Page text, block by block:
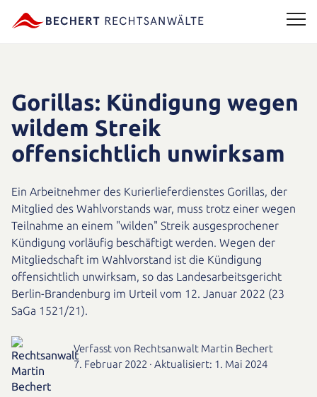
Gorillas: Kündigung wegen
wildem Streik
offensichtlich unwirksam
Ein Arbeitnehmer des Kurierlieferdienstes Gorillas, der
Mitglied des Wahlvorstands war, muss trotz einer wegen
Teilnahme an einem "wilden" Streik ausgesprochener
Kündigung vorläufig beschäftigt werden. Wegen der
Mitgliedschaft im Wahlvorstand ist die Kündigung
offensichtlich unwirksam, so das Landesarbeitsgericht
Berlin-Brandenburg im Urteil vom 12. Januar 2022 (23
SaGa 1521/21).
Verfasst von Rechtsanwalt Martin Bechert
7. Februar 2022 · Aktualisiert: 1. Mai 2024